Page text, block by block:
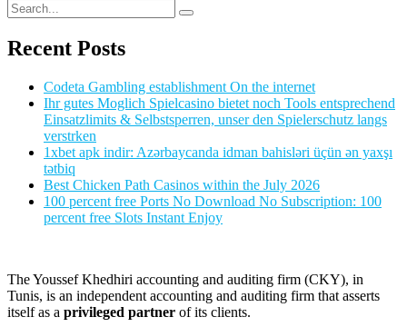
Recent Posts
Codeta Gambling establishment On the internet
Ihr gutes Moglich Spielcasino bietet noch Tools entsprechend
Einsatzlimits & Selbstsperren, unser den Spielerschutz langs
verstrken
1xbet apk indir: Azərbaycanda idman bahisləri üçün ən yaxşı
tətbiq
Best Chicken Path Casinos within the July 2026
100 percent free Ports No Download No Subscription: 100
percent free Slots Instant Enjoy
The Youssef Khedhiri accounting and auditing firm (CKY), in
Tunis, is an independent accounting and auditing firm that asserts
itself as a privileged partner of its clients.